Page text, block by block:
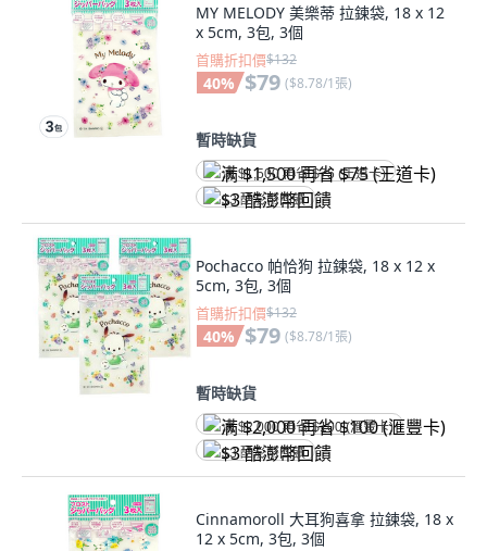
MY MELODY 美樂蒂 拉鍊袋, 18 x 12
x 5cm, 3包, 3個
首購折扣價$132
40% $79 ($8.78/1張)
暫時缺貨
满 $1,500 再省 $75 (王道卡)
$3 酷澎幣回饋
Pochacco 帕恰狗 拉鍊袋, 18 x 12 x
5cm, 3包, 3個
首購折扣價$132
40% $79 ($8.78/1張)
暫時缺貨
满 $2,000 再省 $100 (滙豐卡)
$3 酷澎幣回饋
Cinnamoroll 大耳狗喜拿 拉鍊袋, 18 x
12 x 5cm, 3包, 3個